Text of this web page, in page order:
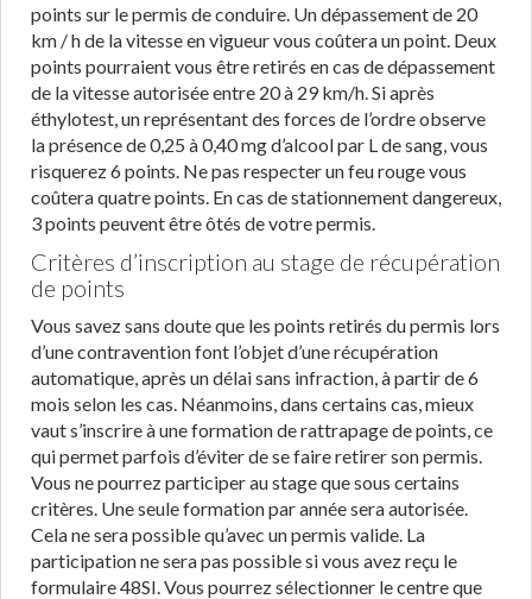
points sur le permis de conduire. Un dépassement de 20
km / h de la vitesse en vigueur vous coûtera un point. Deux
points pourraient vous être retirés en cas de dépassement
de la vitesse autorisée entre 20 à 29 km/h. Si après
éthylotest, un représentant des forces de l’ordre observe
la présence de 0,25 à 0,40 mg d’alcool par L de sang, vous
risquerez 6 points. Ne pas respecter un feu rouge vous
coûtera quatre points. En cas de stationnement dangereux,
3 points peuvent être ôtés de votre permis.
Critères d’inscription au stage de récupération
de points
Vous savez sans doute que les points retirés du permis lors
d’une contravention font l’objet d’une récupération
automatique, après un délai sans infraction, à partir de 6
mois selon les cas. Néanmoins, dans certains cas, mieux
vaut s’inscrire à une formation de rattrapage de points, ce
qui permet parfois d’éviter de se faire retirer son permis.
Vous ne pourrez participer au stage que sous certains
critères. Une seule formation par année sera autorisée.
Cela ne sera possible qu’avec un permis valide. La
participation ne sera pas possible si vous avez reçu le
formulaire 48SI. Vous pourrez sélectionner le centre que